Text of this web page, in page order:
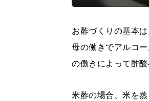
お酢づくりの基本
母の働きでアルコ
の働きによって酢
米酢の場合、米を